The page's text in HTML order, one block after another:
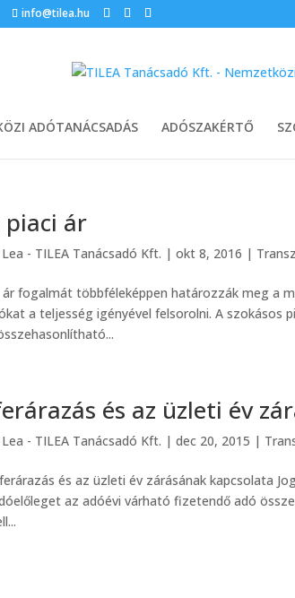
info@tilea.hu
ADÓTANÁCSADÁS ADÓSZAKÉRTŐ
piaci ár
- TILEA Tanácsadó Kft. |okt 8, 2016 |
fogalmát többféleképpen határozzák meg a
a teljesség igényével felsorolni. A szokásos
és az üzleti év
- TILEA Tanácsadó Kft. |dec 20, 2015 |
és az üzleti év zárásának kapcsolata
az adóévi várható fizetendő adó